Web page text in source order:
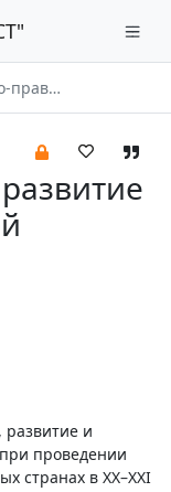
биоюриспруденции
развитие и
проведении
странах в XX–XXI